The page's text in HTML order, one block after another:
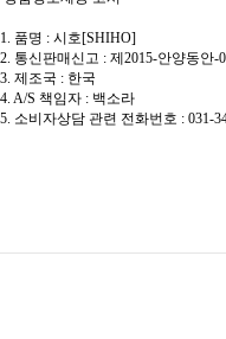
1. 품명 : 시호[SHIHO]
2. 통신판매신고 : 제2015-안양동안-
3. 제조국 : 한국
4. A/S 책임자 : 백소라
5. 소비자상담 관련 전화번호 : 031-